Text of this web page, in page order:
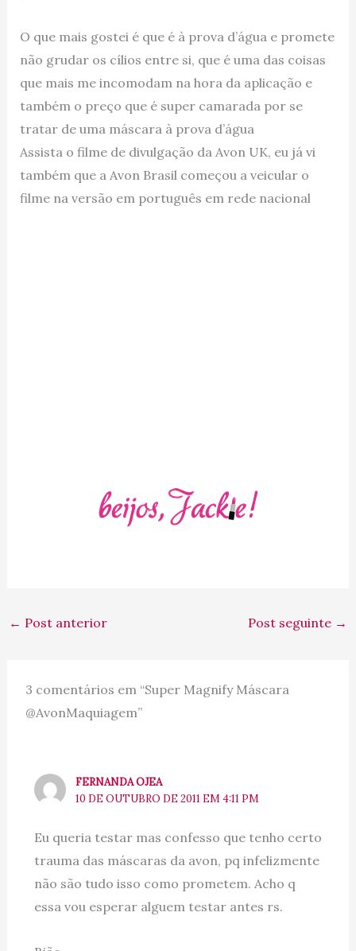
O que mais gostei é que é à prova d’água e promete
não grudar os cílios entre si, que é uma das coisas
que mais me incomodam na hora da aplicação e
também o preço que é super camarada por se
tratar de uma máscara à prova d’água
Assista o filme de divulgação da Avon UK, eu já vi
também que a Avon Brasil começou a veicular o
filme na versão em português em rede nacional
← Post anterior Post seguinte →
3 comentários em “Super Magnify Máscara
@AvonMaquiagem”
FERNANDA OJEA
10 DE OUTUBRO DE 2011 EM 4:11 PM
Eu queria testar mas confesso que tenho certo
trauma das máscaras da avon, pq infelizmente
não são tudo isso como prometem. Acho q
essa vou esperar alguem testar antes rs.